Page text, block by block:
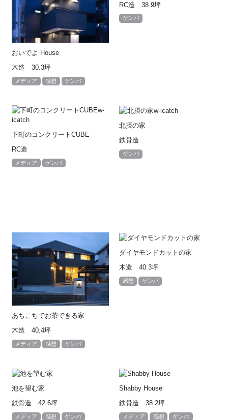
おいでよ House
木造 30.3坪
メディア 感想 ゲンバ
RC造 38.9坪
ゲンバ
下町のコンクリートCUBE
RC造
メディア ゲンバ
北摂の家
鉄骨造
ゲンバ
あちこちでお茶できる家
木造 40.4坪
メディア 感想 ゲンバ
ダイヤモンドカットの家
木造 40.3坪
感想 ゲンバ
池を望む家
鉄骨造 42.6坪
メディア 感想 ゲンバ
Shabby House
鉄骨造 38.2坪
メディア 感想 ゲンバ